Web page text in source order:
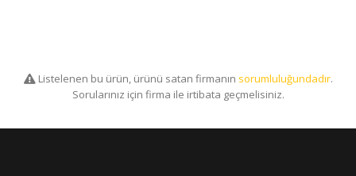
Listelenen bu ürün, ürünü satan firmanın sorumluluğundadır.
Sorularınız için firma ile irtibata geçmelisiniz.